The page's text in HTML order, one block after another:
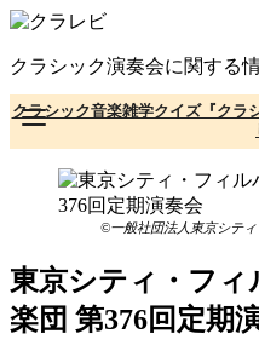
コ
テ
ン
ツ
へ
クラシック演奏会に関する
クラシック音楽雑学クイズ『クラ
©一般社団法人東京シテ
東京シティ・フ
楽団 第376回定期